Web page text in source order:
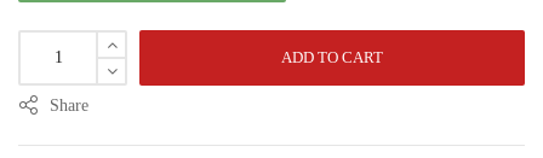
ADD TO CART
Share